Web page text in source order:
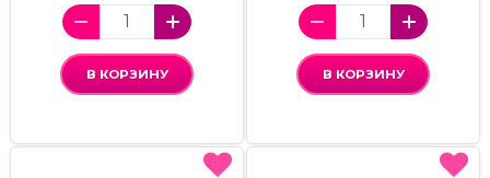
В КОРЗИНУ В КОРЗИНУ